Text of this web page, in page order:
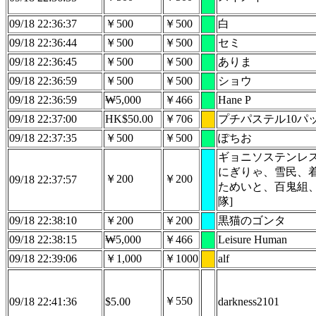
09/18 22:36:37 ￥500 ￥500
白
09/18 22:36:44
￥500 ￥500
セミ
09/18 22:36:45
￥500 ￥500
ありま
09/18 22:36:59
￥500 ￥500
ショウ
09/18 22:36:59
₩5,000 ￥466
Hane P
09/18 22:37:00
HK$50.00 ￥706
プチパステル10パ
09/18 22:37:35
￥500 ￥500 ぽちお
09/18 22:37:57 ￥200 ￥200
ギョニソステンレ
にぎりゃ、雪民、
ためいと、百鬼組
隊]
09/18 22:38:10
￥200 ￥200
黒猫のゴンタ
09/18 22:38:15
₩5,000 ￥466
Leisure Human
09/18 22:39:06
￥1,000 ￥1000 alf
09/18 22:41:36 $5.00 ￥550 darkness2101